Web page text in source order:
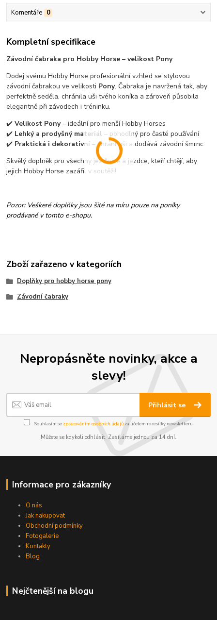
Komentáře 0
Kompletní specifikace
Závodní čabraka pro Hobby Horse – velikost Pony
Dodej svému Hobby Horse profesionální vzhled se stylovou
závodní čabrakou ve velikosti Pony. Čabraka je navržená tak, aby
perfektně seděla, chránila uši tvého koníka a zároveň působila
elegantně při závodech i tréninku.
✔️Velikost Pony– ideální pro menší Hobby Horses
✔️ Lehký a prodyšný materiál – pohodlný pro časté používání
✔️ Praktická i dekorativní – chrání uši a dodává závodní šmrnc
Skvělý doplněk pro všechny jezdkyně a jezdce, kteří chtějí, aby
jejich Hobby Horse zazářil v soutěži!
Pozor: Veškeré doplňky jsou šité na míru pouze na poníky
prodávané v tomto e-shopu.
Zboží zařazeno v kategoriích
Doplňky pro hobby horse pony
Závodní čabraky
Nepropásněte novinky, akce a
slevy!
Přihlásit se
Souhlasím se zpracováním osobních údajůza účelem rozesílky newsletteru.
Můžete se kdykoli odhlásit. Zasíláme jednou za 14 dní.
Informace pro zákazníky
O nás
Jak nakupovat
Obchodní podmínky
Fotogalerie
Kontakty
Blog
Nejčtenější na blogu